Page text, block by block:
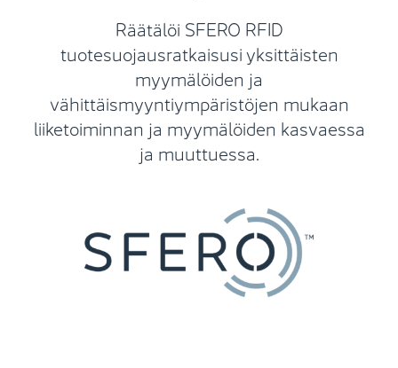
Räätälöi SFERO RFID
tuotesuojausratkaisusi yksittäisten
myymälöiden ja
vähittäismyyntiympäristöjen mukaan
liiketoiminnan ja myymälöiden kasvaessa
ja muuttuessa.